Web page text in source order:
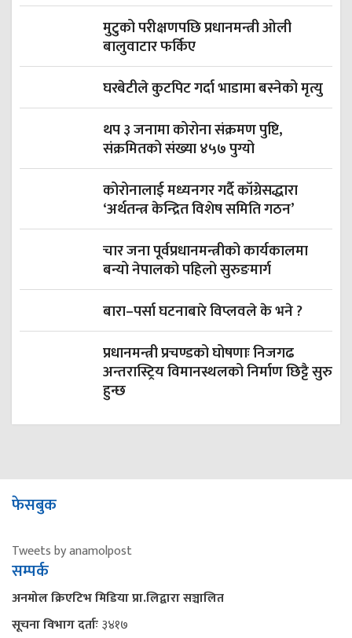
मुटुको परीक्षणपछि प्रधानमन्त्री ओली
बालुवाटार फर्किए
घरबेटीले कुटपिट गर्दा भाडामा बस्नेको मृत्यु
थप ३ जनामा कोरोना संक्रमण पुष्टि,
संक्रमितको संख्या ४५७ पुग्यो
कोरोनालाई मध्यनगर गर्दै काँग्रेसद्धारा
‘अर्थतन्त्र केन्द्रित विशेष समिति गठन’
चार जना पूर्वप्रधानमन्त्रीको कार्यकालमा
बन्यो नेपालको पहिलो सुरुङमार्ग
बारा–पर्सा घटनाबारे विप्लवले के भने ?
प्रधानमन्त्री प्रचण्डको घोषणाः निजगढ
अन्तरास्ट्रिय विमानस्थलको निर्माण छिट्टै सुरु
हुन्छ
फेसबुक
Tweets by anamolpost
सम्पर्क
अनमोल क्रिएटिभ मिडिया प्रा.लिद्वारा सञ्चालित
सूचना विभाग दर्ताः३४१७